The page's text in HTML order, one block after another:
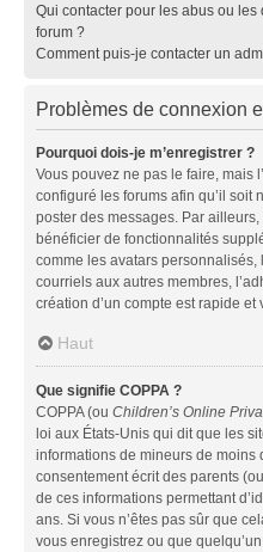
Qui contacter pour les abus ou
forum ?
Comment puis-je contacter un
Problèmes de connexion
Pourquoi dois-je m’enregistrer ?
Vous pouvez ne pas le faire, mais
configuré les forums afin qu’il soit
poster des messages. Par
bénéficier de fonctionnalités
comme les avatars personnalisés,
courriels aux autres membres,
création d’un compte est rapide
Haut
Que signifie COPPA ?
COPPA (ou Children’s Online
loi aux États-Unis qui dit que les
informations de mineurs de moins
consentement écrit des parents
de ces informations permettant
ans. Si vous n’êtes pas sûr que
vous enregistrez ou que